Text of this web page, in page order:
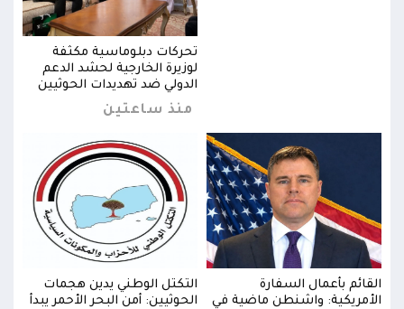
تحركات دبلوماسية مكثفة
لوزيرة الخارجية لحشد الدعم
الدولي ضد تهديدات الحوثيين
منذ ساعتين
القائم بأعمال السفارة
الأمريكية: واشنطن ماضية في
التكتل الوطني يدين هجمات
الحوثيين: أمن البحر الأحمر يبدأ